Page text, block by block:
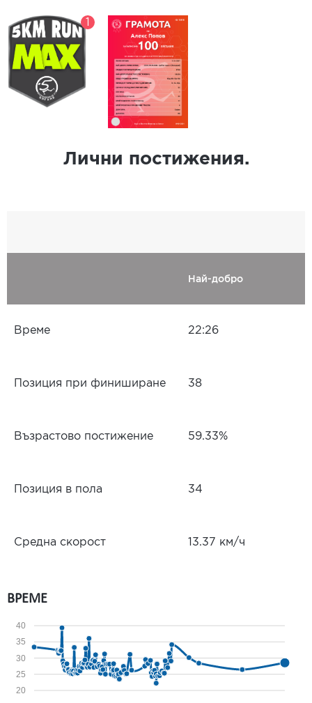
1
Лични постижения.
Най-добро
Време 22:26
Позиция при финиширане 38
Възрастово постижение 59.33%
Позиция в пола 34
Средна скорост 13.37 км/ч
ВРЕМЕ
20
25
30
35
40